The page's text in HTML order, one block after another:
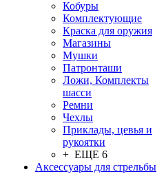
Кобуры
Комплектующие
Краска для оружия
Магазины
Мушки
Патронташи
Ложи, Комплекты
шасси
Ремни
Чехлы
Приклады, цевья и
рукоятки
+ ЕЩЕ 6
Аксессуары для стрельбы